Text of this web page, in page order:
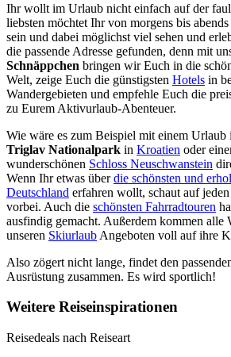
Ihr wollt im Urlaub nicht einfach auf der
liebsten möchtet Ihr von morgens bis
sein und dabei möglichst viel sehen und
die passende Adresse gefunden, denn mit
Schnäppchen bringen wir Euch in die
Welt, zeige Euch die günstigsten Hotels in
Wandergebieten und empfehle Euch die
zu Eurem Aktivurlaub-Abenteuer.
Wie wäre es zum Beispiel mit einem Urlaub
Triglav Nationalpark in Kroatien oder
wunderschönen Schloss Neuschwanstein
Wenn Ihr etwas überdie schönsten und
Deutschland erfahren wollt, schaut auf
vorbei. Auch die schönsten Fahrradtouren
ausfindig gemacht. Außerdem kommen alle
unseren Skiurlaub Angeboten voll auf ihre
Also zögert nicht lange, findet den
Ausrüstung zusammen. Es wird sportlich!
Weitere Reiseinspirationen
Reisedeals nach Reiseart